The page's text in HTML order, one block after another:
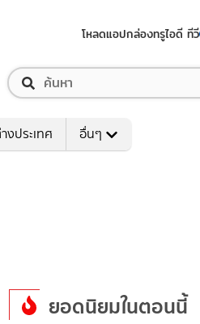
โหลดแอปกล่องทรูไอดี ทีวี
งประเทศ อื่นๆ
ยอดนิยมในตอนนี้